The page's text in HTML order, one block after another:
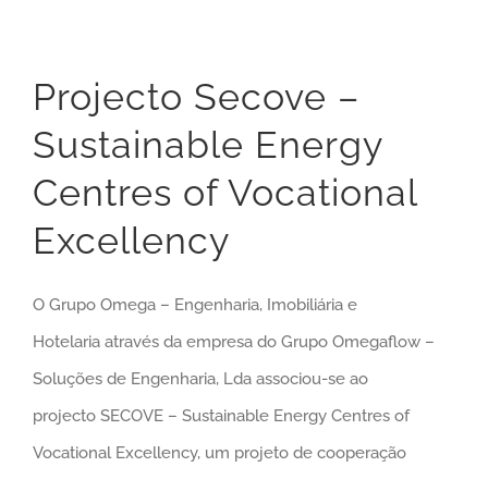
Larger
Image
Projecto Secove –
Sustainable Energy
Centres of Vocational
Excellency
O Grupo Omega – Engenharia, Imobiliária e
Hotelaria através da empresa do Grupo Omegaflow –
Soluções de Engenharia, Lda associou-se ao
projecto SECOVE – Sustainable Energy Centres of
Vocational Excellency, um projeto de cooperação